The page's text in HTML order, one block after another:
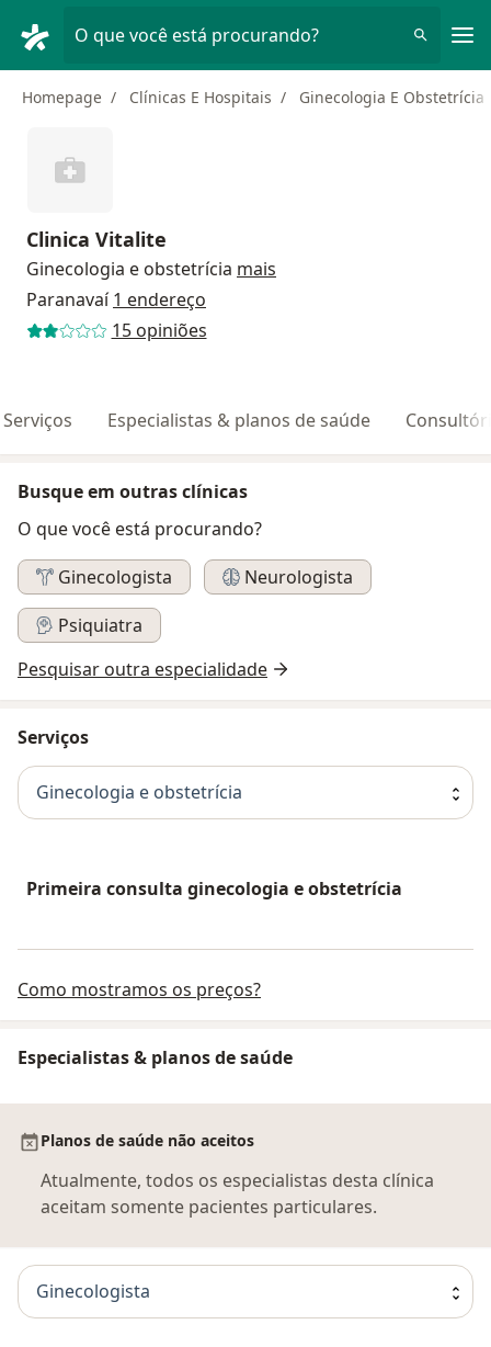
O que você está procurando?
Homepage Clínicas E Hospitais Ginecologia E Obstetrícia
Clinica Vitalite
Ginecologia e obstetrícia mais
Paranavaí1 endereço
15 opiniões
Serviços Especialistas & planos de saúde
Busque em outras clínicas
O que você está procurando?
Ginecologista
Neurologista
Psiquiatra
Pesquisar outra especialidade
Serviços
Ginecologia e obstetrícia
Primeira consulta ginecologia e obstetrícia
Como mostramos os preços?
Especialistas & planos de saúde
Planos de saúde não aceitos
Atualmente, todos os especialistas desta clínica
aceitam somente pacientes particulares.
Ginecologista